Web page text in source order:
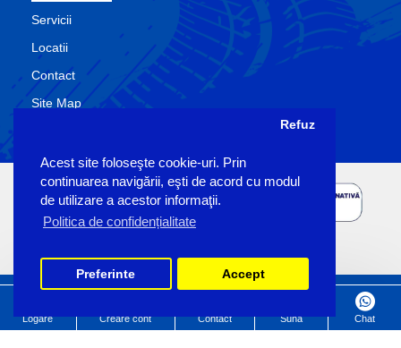
Acest site foloseşte cookie-uri. Prin
continuarea navigării, eşti de acord cu modul
de utilizare a acestor informaţii.
Politica de confidențialitate
Refuz
Preferinte Accept
Servicii
Locatii
Contact
Site Map
Copyright Sigemo © 2023
Logare Creare cont Contact Suna Chat